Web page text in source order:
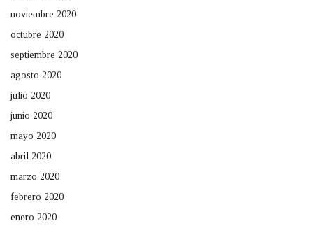
noviembre 2020
octubre 2020
septiembre 2020
agosto 2020
julio 2020
junio 2020
mayo 2020
abril 2020
marzo 2020
febrero 2020
enero 2020